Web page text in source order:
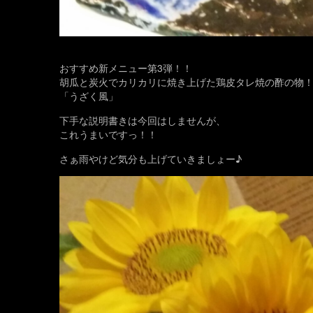
おすすめ新メニュー第3弾！！
胡瓜と炭火でカリカリに焼き上げた鶏皮タレ焼の酢の物
「うざく風」
下手な説明書きは今回はしませんが、
これうまいですっ！！
さぁ雨やけど気分も上げていきましょー♪